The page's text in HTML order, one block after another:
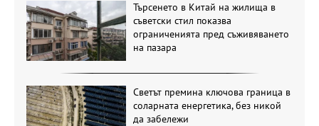
Търсенето в Китай на жилища в
съветски стил показва
ограниченията пред съживяването
на пазара
Светът премина ключова граница в
соларната енергетика, без никой
да забележи